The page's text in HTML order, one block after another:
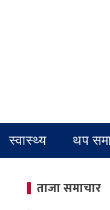
स्वास्थ्य थप
ताजा समाचार